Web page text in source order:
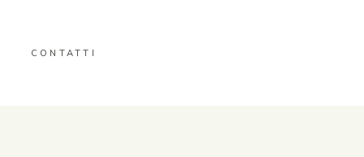
CONTATTI